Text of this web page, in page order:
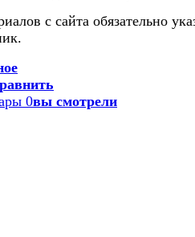
с сайта обязательно
0вы смотрели